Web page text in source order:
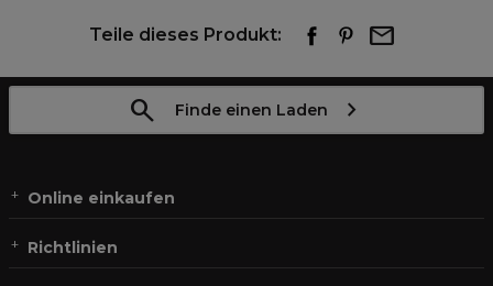
Teile dieses Produkt:
Finde einen Laden
Online einkaufen
Richtlinien